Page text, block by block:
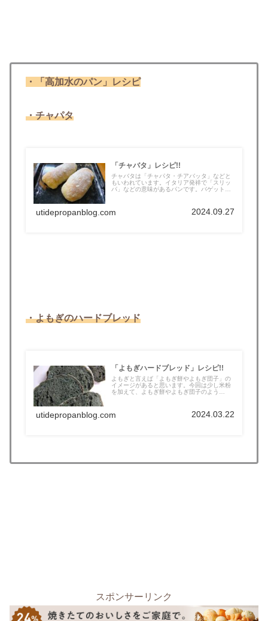
・「高加水のパン」レシピ
・チャパタ
「チャバタ」レシピ!!
チャバタは「チャパタ・チアバッタ」などと
もいわれています。イタリア発祥で「スリッ
パ」などの意味があるパンです。バゲット
utidepropanblog.com 2024.09.27
・よもぎのハードブレッド
「よもぎハードブレッド」レシピ!!
よもぎと言えば「よもぎ餅やよもぎ団子」の
イメージがあると思います。今回は少し米粉
を加えて、よもぎ餅やよもぎ団子のよう
utidepropanblog.com 2024.03.22
スポンサーリンク